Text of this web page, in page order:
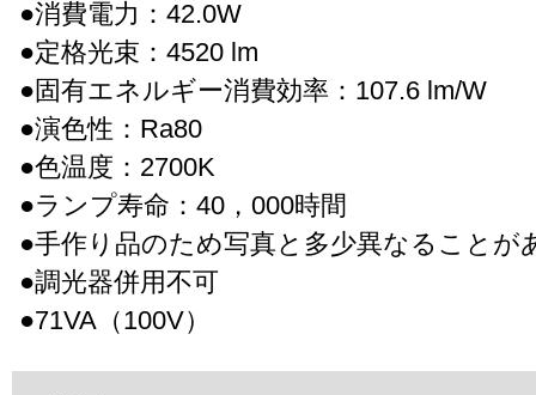
●消費電力：42.0W
●定格光束：4520 lm
●固有エネルギー消費効率：107.6 lm/W
●演色性：Ra80
●色温度：2700K
●ランプ寿命：40，000時間
●手作り品のため写真と多少異なることが
●調光器併用不可
●71VA（100V）